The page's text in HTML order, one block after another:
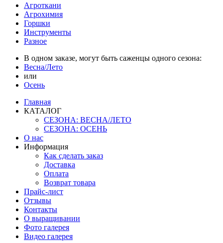
Агроткани
Агрохимия
Горшки
Инструменты
Разное
В одном заказе, могут быть саженцы одного сезона:
Весна/Лето
или
Осень
Главная
КАТАЛОГ
СЕЗОНА: ВЕСНА/ЛЕТО
СЕЗОНА: ОСЕНЬ
О нас
Информация
Как сделать заказ
Доставка
Оплата
Возврат товара
Прайс-лист
Отзывы
Контакты
О выращивании
Фото галерея
Видео галерея